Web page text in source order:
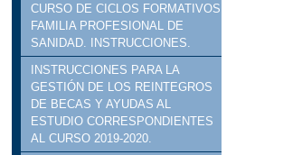
CURSO DE CICLOS FORMATIVOS
FAMILIA PROFESIONAL DE
SANIDAD. INSTRUCCIONES.
INSTRUCCIONES PARA LA
GESTIÓN DE LOS REINTEGROS
DE BECAS Y AYUDAS AL
ESTUDIO CORRESPONDIENTES
AL CURSO 2019-2020.